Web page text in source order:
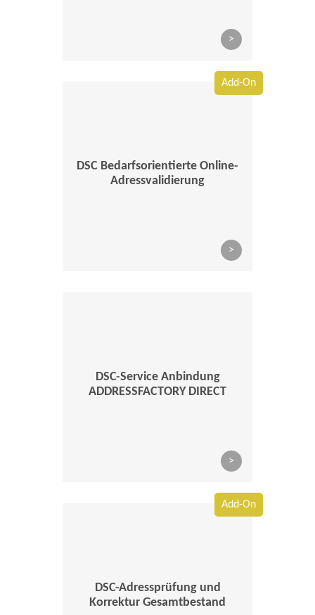
>
Add-On
DSC Bedarfsorientierte Online-
Adressvalidierung
>
DSC-Service Anbindung
ADDRESSFACTORY DIRECT
>
Add-On
DSC-Adressprüfung und
Korrektur Gesamtbestand